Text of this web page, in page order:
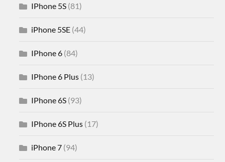
IPhone 5S (81)
iPhone 5SE (44)
IPhone 6 (84)
IPhone 6 Plus (13)
IPhone 6S (93)
IPhone 6S Plus (17)
iPhone 7 (94)